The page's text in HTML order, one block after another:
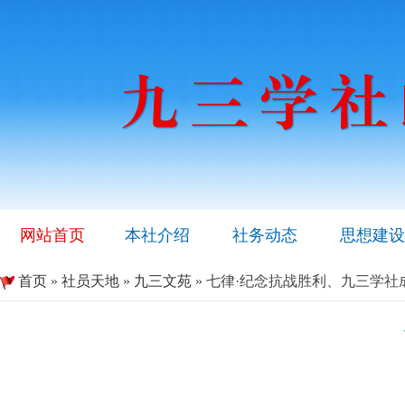
网站首页 本社介绍 社务动态 思想建设
首页 » 社员天地 » 九三文苑 » 七律·纪念抗战胜利、九三学